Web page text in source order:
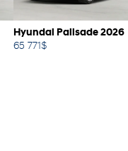
Hyundai Palisade 2026
65 771$